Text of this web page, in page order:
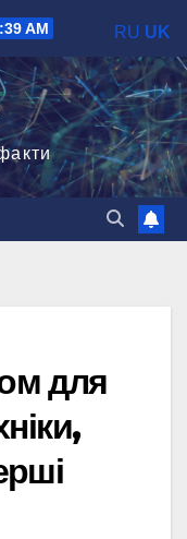
AM
для
RU UK